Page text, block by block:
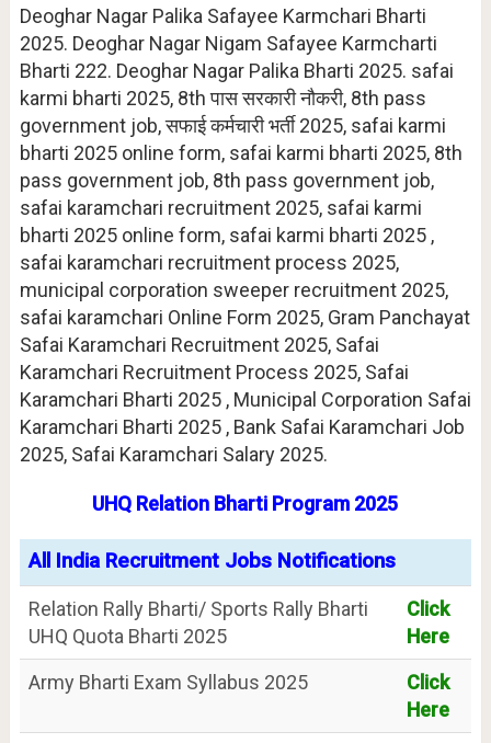
Deoghar Nagar Palika Safayee Karmchari Bharti
2025. Deoghar Nagar Nigam Safayee Karmcharti
Bharti 222. Deoghar Nagar Palika Bharti 2025. safai
karmi bharti 2025, 8th पास सरकारी नौकरी, 8th pass
government job, सफाई कर्मचारी भर्ती 2025, safai karmi
bharti 2025 online form, safai karmi bharti 2025, 8th
pass government job, 8th pass government job,
safai karamchari recruitment 2025, safai karmi
bharti 2025 online form, safai karmi bharti 2025 ,
safai karamchari recruitment process 2025,
municipal corporation sweeper recruitment 2025,
safai karamchari Online Form 2025, Gram Panchayat
Safai Karamchari Recruitment 2025, Safai
Karamchari Recruitment Process 2025, Safai
Karamchari Bharti 2025 , Municipal Corporation Safai
Karamchari Bharti 2025 , Bank Safai Karamchari Job
2025, Safai Karamchari Salary 2025.
UHQ Relation Bharti Program 2025
All India Recruitment Jobs Notifications
Relation Rally Bharti/ Sports Rally Bharti
UHQ Quota Bharti 2025
Click
Here
Army Bharti Exam Syllabus 2025
Click
Here